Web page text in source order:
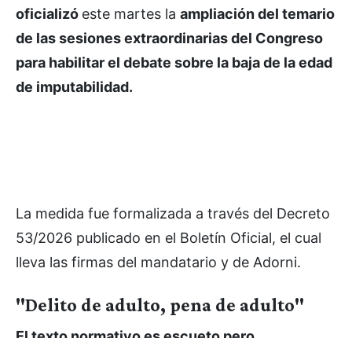
oficializó este martes la ampliación del temario
de las sesiones extraordinarias del Congreso
para habilitar el debate sobre la baja de la edad
de imputabilidad.
La medida fue formalizada a través del Decreto
53/2026 publicado en el Boletín Oficial, el cual
lleva las firmas del mandatario y de Adorni.
"Delito de adulto, pena de adulto"